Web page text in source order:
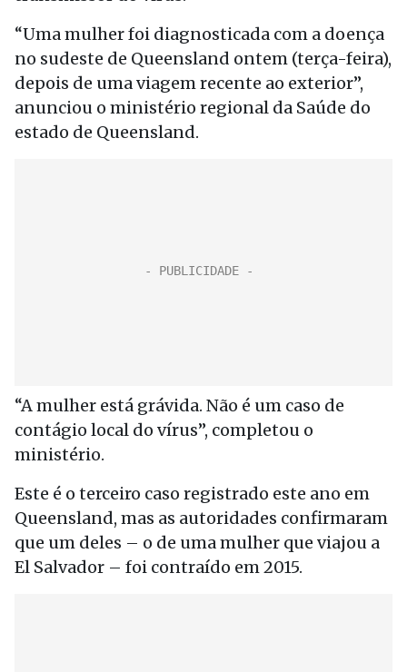
“Uma mulher foi diagnosticada com a doença
no sudeste de Queensland ontem (terça-feira),
depois de uma viagem recente ao exterior”,
anunciou o ministério regional da Saúde do
estado de Queensland.
“A mulher está grávida. Não é um caso de
contágio local do vírus”, completou o
ministério.
Este é o terceiro caso registrado este ano em
Queensland, mas as autoridades confirmaram
que um deles – o de uma mulher que viajou a
El Salvador – foi contraído em 2015.